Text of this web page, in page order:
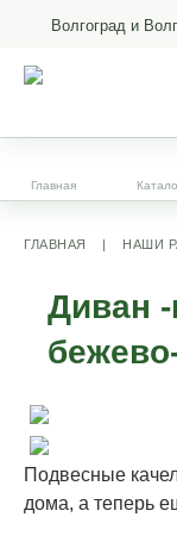
Волгоград и
Главная
ГЛАВНАЯ | НАШИ
Диван -
Подвесные
дома, а теперь